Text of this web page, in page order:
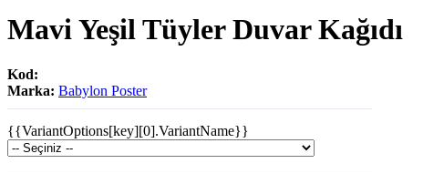
Mavi Yeşil Tüyler Duvar Kağıdı
Kod:
Marka: Babylon Poster
{{VariantOptions[key][0].VariantName}}